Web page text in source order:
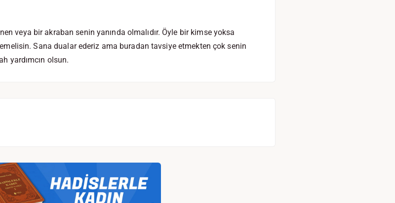
veya bir akraban senin yanında olmalıdır. Öyle bir kimse yoksa
Sana dualar ederiz ama buradan tavsiye etmekten çok senin
yardımcın olsun.